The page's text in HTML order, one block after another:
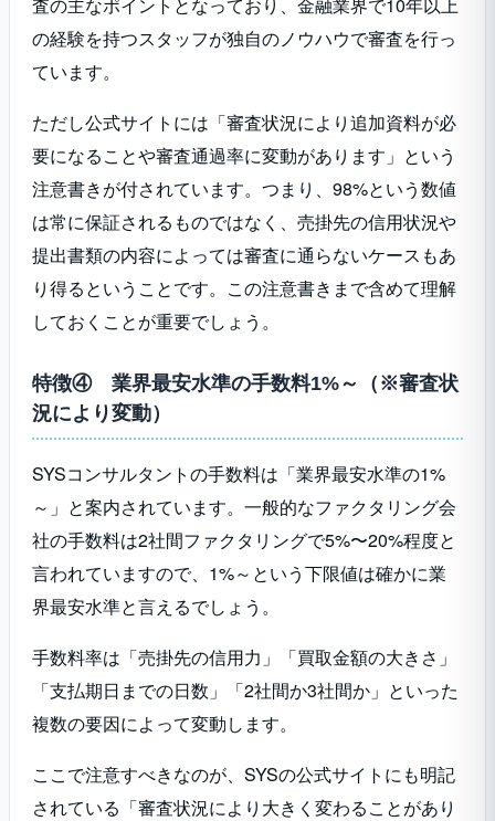
の経験を持つスタッフが独自のノウハウで審査を行っ
ています。
ただし公式サイトには「審査状況により追加資料が必
要になることや審査通過率に変動があります」という
注意書きが付されています。つまり、98%という数値
は常に保証されるものではなく、売掛先の信用状況や
提出書類の内容によっては審査に通らないケースもあ
り得るということです。この注意書きまで含めて理解
しておくことが重要でしょう。
特徴④ 業界最安水準の手数料1%～（※審査状
況により変動）
SYSコンサルタントの手数料は「業界最安水準の1%
～」と案内されています。一般的なファクタリング会
社の手数料は2社間ファクタリングで5%〜20%程度と
言われていますので、1%～という下限値は確かに業
界最安水準と言えるでしょう。
手数料率は「売掛先の信用力」「買取金額の大きさ」
「支払期日までの日数」「2社間か3社間か」といった
複数の要因によって変動します。
ここで注意すべきなのが、SYSの公式サイトにも明記
されている「審査状況により大きく変わることがあり